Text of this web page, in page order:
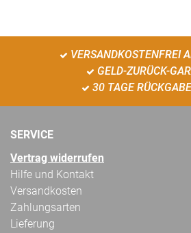
VERSANDKOSTENFREI
GELD-ZURÜCK-
30 TAGE
SERVICE
Vertrag widerrufen
Hilfe und Kontakt
Versandkosten
Zahlungsarten
Lieferung